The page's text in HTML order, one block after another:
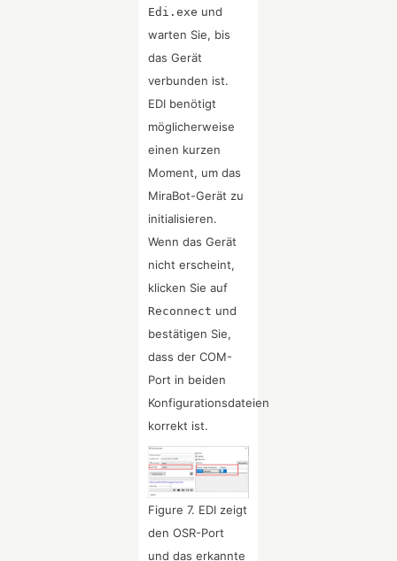
Edi.exe und
warten Sie, bis
das Gerät
verbunden ist.
EDI benötigt
möglicherweise
einen kurzen
Moment, um das
MiraBot-Gerät zu
initialisieren.
Wenn das Gerät
nicht erscheint,
klicken Sie auf
Reconnect und
bestätigen Sie,
dass der COM-
Port in beiden
Konfigurationsdateien
korrekt ist.
Figure 7. EDI zeigt
den OSR-Port
und das erkannte